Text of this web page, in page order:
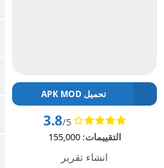
تحميل APK MOD
3.8/5
التقييمات:155,000
انشاء تقرير